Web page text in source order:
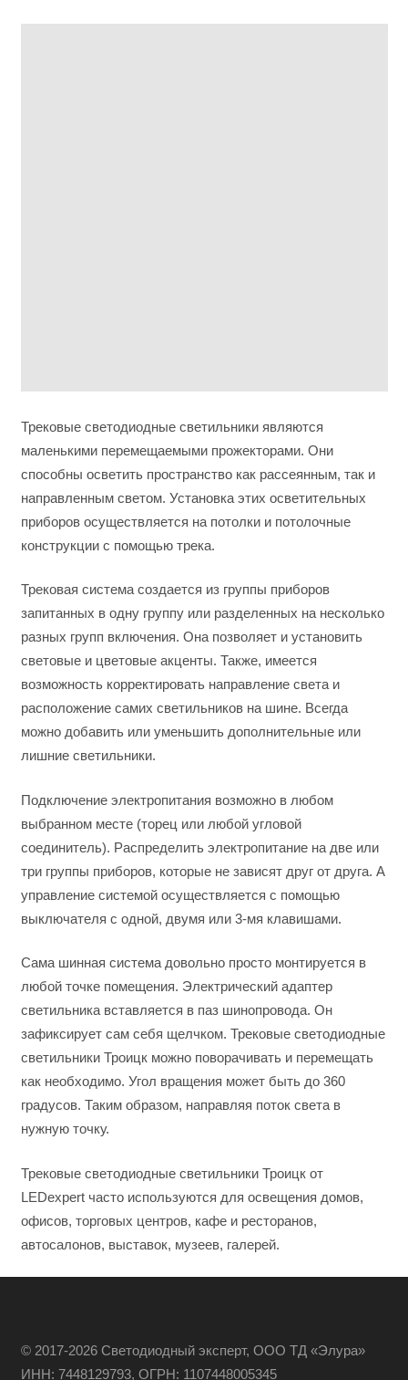
Трековые светодиодные светильники являются
маленькими перемещаемыми прожекторами. Они
способны осветить пространство как рассеянным, так и
направленным светом. Установка этих осветительных
приборов осуществляется на потолки и потолочные
конструкции с помощью трека.
Трековая система создается из группы приборов
запитанных в одну группу или разделенных на несколько
разных групп включения. Она позволяет и установить
световые и цветовые акценты. Также, имеется
возможность корректировать направление света и
расположение самих светильников на шине. Всегда
можно добавить или уменьшить дополнительные или
лишние светильники.
Подключение электропитания возможно в любом
выбранном месте (торец или любой угловой
соединитель). Распределить электропитание на две или
три группы приборов, которые не зависят друг от друга. А
управление системой осуществляется с помощью
выключателя с одной, двумя или 3-мя клавишами.
Сама шинная система довольно просто монтируется в
любой точке помещения. Электрический адаптер
светильника вставляется в паз шинопровода. Он
зафиксирует сам себя щелчком. Трековые светодиодные
светильники Троицк можно поворачивать и перемещать
как необходимо. Угол вращения может быть до 360
градусов. Таким образом, направляя поток света в
нужную точку.
Трековые светодиодные светильники Троицк от
LEDexpert часто используются для освещения домов,
офисов, торговых центров, кафе и ресторанов,
автосалонов, выставок, музеев, галерей.
© 2017-2026 Светодиодный эксперт, ООО ТД «Элура»
ИНН: 7448129793, ОГРН: 1107448005345